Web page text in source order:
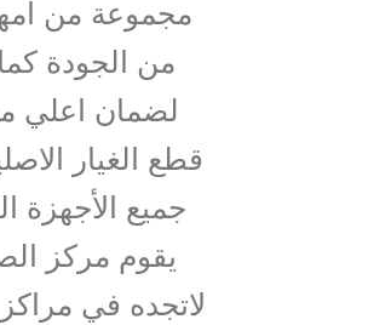
مجموعة من
من الجودة
لضمان اعلي
قطع الغيار
جميع الأجهزة
يقوم مركز
لاتجده في